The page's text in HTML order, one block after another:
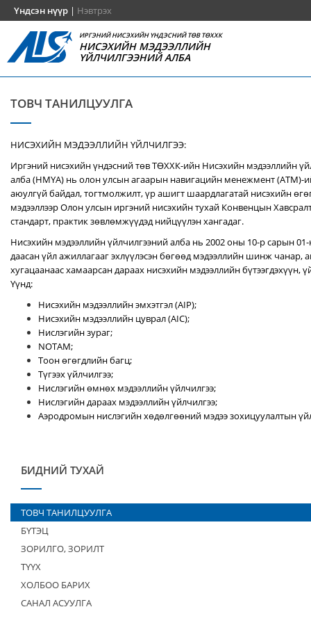
Үндсэн нүүр | Нэвтрэх
ИРГЭНИЙ НИСЭХИЙН ҮНДЭСНИЙ ТӨВ ТӨХХК
НИСЭХИЙН МЭДЭЭЛЛИЙН
ҮЙЛЧИЛГЭЭНИЙ АЛБА
ТОВЧ ТАНИЛЦУУЛГА
НИСЭХИЙН МЭДЭЭЛЛИЙН ҮЙЛЧИЛГЭЭ:
Иргэний нисэхийн үндэсний төв ТӨХХК-ийн Нисэхийн мэдээллийн
алба (НМҮА) нь олон улсын агаарын навигацийн менежмент (ATM)-
аюулгүй байдал, тогтмолжилт, үр ашигт шаардлагатай нисэхийн
мэдээллээр Олон улсын иргэний нисэхийн тухай Конвенцын
стандарт, практик зөвлөмжүүдэд нийцүүлэн хангадаг.
Нисэхийн мэдээллийн үйлчилгээний алба нь 2002 оны 10-р сарын
даасан үйл ажиллагааг эхлүүлэсэн бөгөөд мэдээллийн шинж чанар,
хугацаанаас хамаарсан дараах нисэхийн мэдээллийн бүтээгдэхүүн,
Үүнд:
Нисэхийн мэдээллийн эмхэтгэл (AIP);
Нисэхийн мэдээллийн цуврал (AIC);
Нислэгийн зураг;
NOTAM;
Тоон өгөгдлийн багц;
Түгээх үйлчилгээ;
Нислэгийн өмнөх мэдээллийн үйлчилгээ;
Нислэгийн дараах мэдээллийн үйлчилгээ;
Аэродромын нислэгийн хөдөлгөөний мэдээ зохицуулалтын
БИДНИЙ ТУХАЙ
ТОВЧ ТАНИЛЦУУЛГА
БҮТЭЦ
ЗОРИЛГО, ЗОРИЛТ
ТҮҮХ
ХОЛБОО БАРИХ
САНАЛ АСУУЛГА